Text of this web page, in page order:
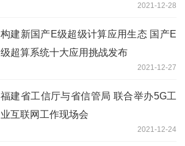
2021-12-28
构建新国产E级超级计算应用生态 国产E
级超算系统十大应用挑战发布
2021-12-27
福建省工信厅与省信管局 联合举办5G工
业互联网工作现场会
2021-12-24